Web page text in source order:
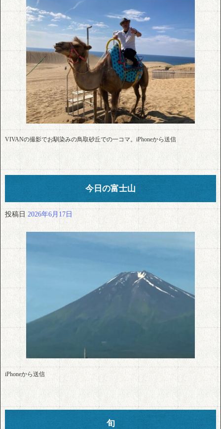
VIVANの撮影でお馴染みの鳥取砂丘での一コマ。iPhoneから送信
今日の富士山
投稿日 2026年6月17日
iPhoneから送信
旬